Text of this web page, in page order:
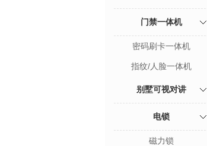
门禁一体机
密码刷卡一体机
指纹/人脸一体机
别墅可视对讲
电锁
磁力锁